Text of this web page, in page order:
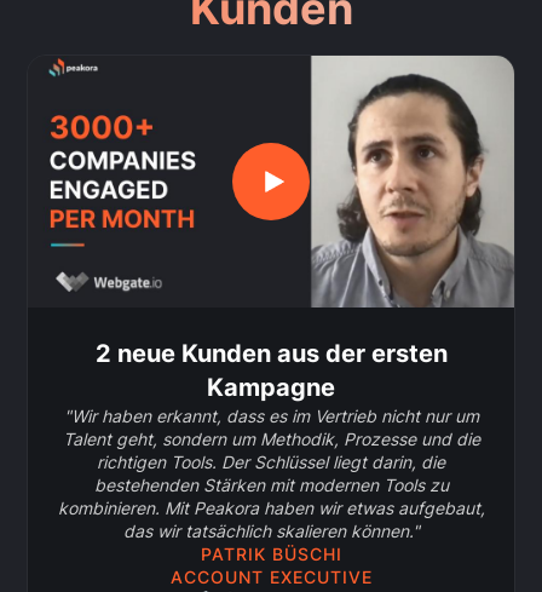
2 neue Kunden aus der ersten
Kampagne
"Wir haben erkannt, dass es im Vertrieb nicht nur um
Talent geht, sondern um Methodik, Prozesse und die
richtigen Tools. Der Schlüssel liegt darin, die
bestehenden Stärken mit modernen Tools zu
kombinieren. Mit Peakora haben wir etwas aufgebaut,
das wir tatsächlich skalieren können."
PATRIK BÜSCHI
ACCOUNT EXECUTIVE